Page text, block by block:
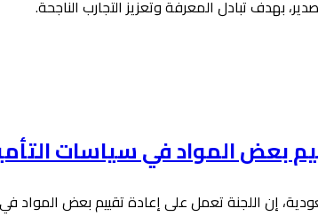
تبادل المعرفة وتعزيز التجارب الناجحة.
بعض المواد في سياسات
إن اللجنة تعمل على إعادة تقييم بعض المواد